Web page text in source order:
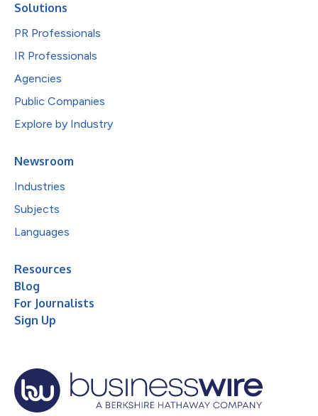
Solutions
PR Professionals
IR Professionals
Agencies
Public Companies
Explore by Industry
Newsroom
Industries
Subjects
Languages
Resources
Blog
For Journalists
Sign Up